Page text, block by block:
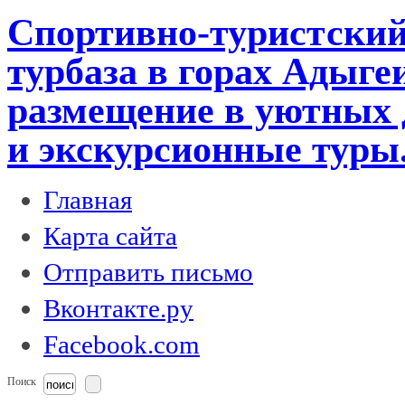
Спортивно-
турбаза в горах
размещение в уютных
и экскурсионные
Главная
Карта сайта
Отправить письмо
Вконтакте.ру
Facebook.com
Поиск